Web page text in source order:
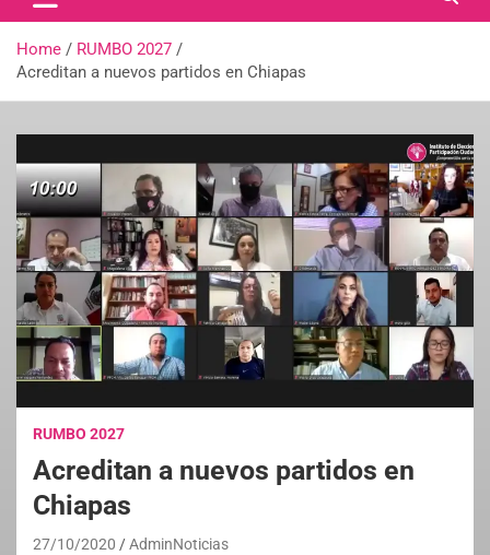
Home
RUMBO 2027
Acreditan a nuevos partidos en Chiapas
RUMBO 2027
Acreditan a nuevos partidos en
Chiapas
27/10/2020 AdminNoticias